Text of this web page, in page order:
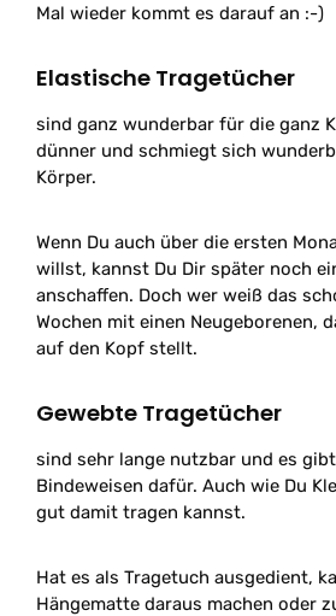
Mal wieder kommt es darauf an :-)
Elastische Tragetücher
sind ganz wunderbar für die ganz
dünner und schmiegt sich
Körper.
Wenn Du auch über die ersten
willst, kannst Du Dir später noch
anschaffen. Doch wer weiß das
Wochen mit einen Neugeborenen,
auf den Kopf stellt.
Gewebte Tragetücher
sind sehr lange nutzbar und es
Bindeweisen dafür. Auch wie Du
gut damit tragen kannst.
Hat es als Tragetuch ausgedient,
Hängematte daraus machen oder